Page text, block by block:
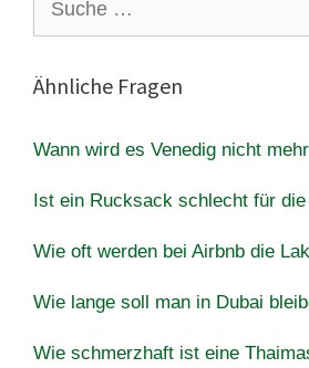
nach:
Ähnliche Fragen
Wann wird es Venedig nicht
Ist ein Rucksack schlecht für
Wie oft werden bei Airbnb die
Wie lange soll man in Dubai
Wie schmerzhaft ist eine